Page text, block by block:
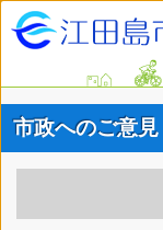
市政へのご意